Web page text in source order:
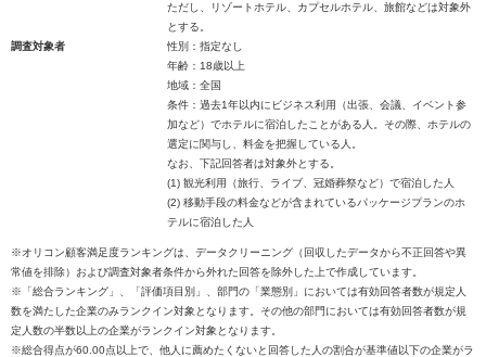
ただし、リゾートホテル、カプセルホテル、旅館などは対象外
とする。
調査対象者
性別：指定なし
年齢：18歳以上
地域：全国
条件：過去1年以内にビジネス利用（出張、会議、イベント参
加など）でホテルに宿泊したことがある人。その際、ホテルの
選定に関与し、料金を把握している人。
なお、下記回答者は対象外とする。
(1) 観光利用（旅行、ライブ、冠婚葬祭など）で宿泊した人
(2) 移動手段の料金などが含まれているパッケージプランのホ
テルに宿泊した人
※オリコン顧客満足度ランキングは、データクリーニング（回収したデータから不正回答や異
常値を排除）および調査対象者条件から外れた回答を除外した上で作成しています。
※「総合ランキング」、「評価項目別」、部門の「業態別」においては有効回答者数が規定人
数を満たした企業のみランクイン対象となります。その他の部門においては有効回答者数が規
定人数の半数以上の企業がランクイン対象となります。
※総合得点が60.00点以上で、他人に薦めたくないと回答した人の割合が基準値以下の企業がラ